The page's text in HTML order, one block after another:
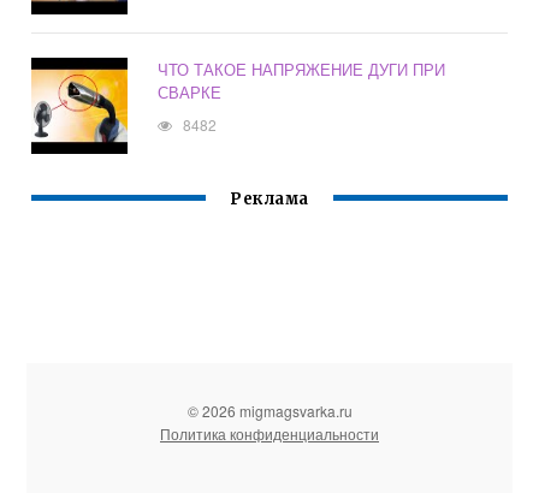
ЧТО ТАКОЕ НАПРЯЖЕНИЕ ДУГИ ПРИ
СВАРКЕ
8482
Реклама
© 2026 migmagsvarka.ru
Политика конфиденциальности